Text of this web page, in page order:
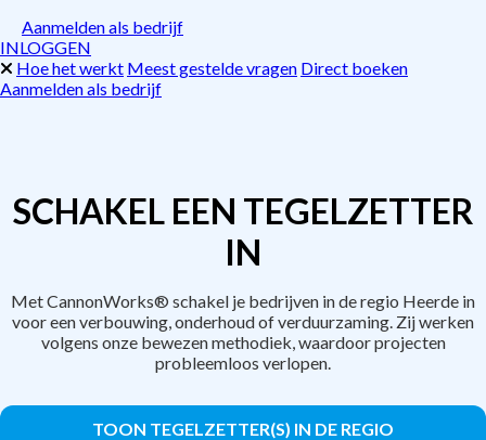
Aanmelden als bedrijf
INLOGGEN
Hoe het werkt Meest gestelde vragen Direct boeken
Aanmelden als bedrijf
SCHAKEL EEN TEGELZETTER
IN
Met CannonWorks® schakel je bedrijven in de regio Heerde in
voor een verbouwing, onderhoud of verduurzaming. Zij werken
volgens onze bewezen methodiek, waardoor projecten
probleemloos verlopen.
TOON TEGELZETTER(S) IN DE REGIO